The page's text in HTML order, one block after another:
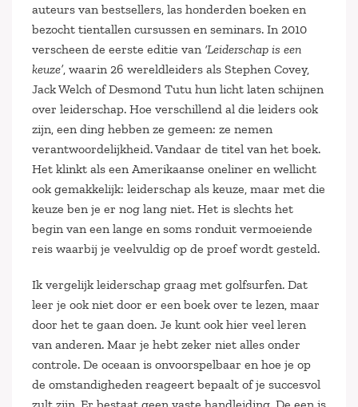
auteurs van bestsellers, las honderden boeken en
bezocht tientallen cursussen en seminars. In 2010
verscheen de eerste editie van ‘Leiderschap is een
keuze’, waarin 26 wereldleiders als Stephen Covey,
Jack Welch of Desmond Tutu hun licht laten schijnen
over leiderschap. Hoe verschillend al die leiders ook
zijn, een ding hebben ze gemeen: ze nemen
verantwoordelijkheid. Vandaar de titel van het boek.
Het klinkt als een Amerikaanse oneliner en wellicht
ook gemakkelijk: leiderschap als keuze, maar met die
keuze ben je er nog lang niet. Het is slechts het
begin van een lange en soms ronduit vermoeiende
reis waarbij je veelvuldig op de proef wordt gesteld.
Ik vergelijk leiderschap graag met golfsurfen. Dat
leer je ook niet door er een boek over te lezen, maar
door het te gaan doen. Je kunt ook hier veel leren
van anderen. Maar je hebt zeker niet alles onder
controle. De oceaan is onvoorspelbaar en hoe je op
de omstandigheden reageert bepaalt of je succesvol